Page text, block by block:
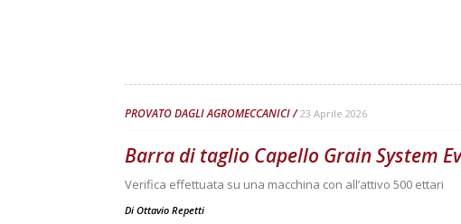
PROVATO DAGLI AGROMECCANICI 23 Aprile 2026
Barra di taglio Capello Grain System
Verifica effettuata su una macchina con all’attivo 500 ettari
Di Ottavio Repetti